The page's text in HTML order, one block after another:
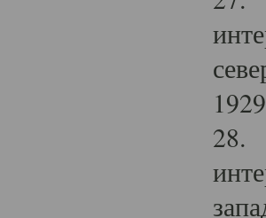
28.